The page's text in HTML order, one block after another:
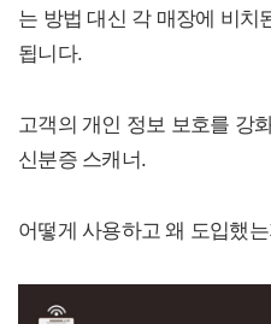
는 방법 대신 각 매장에 비치
됩니다.
고객의 개인 정보 보호를 강
신분증 스캐너.
어떻게 사용하고 왜 도입했